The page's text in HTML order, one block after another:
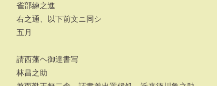
雀部練之進
右之通、以下前文ニ同シ
五月
請西藩ヘ御達書写
林昌之助